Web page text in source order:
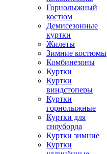
Горнолыжный
костюм
Демисезонные
куртки
Жилеты
Зимние костюмы
Комбинезоны
Куртки
Куртки
виндстоперы
Куртки
горнолыжные
Куртки для
сноуборда
Куртки зимние
Куртки